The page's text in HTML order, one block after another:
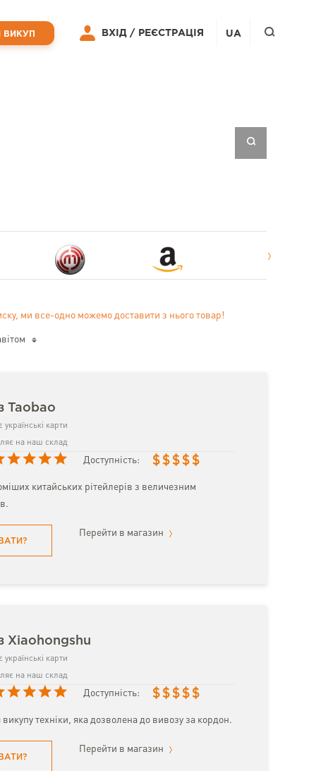
ми все-одно можемо доставити з нього товар!
Taobao
українські карти
на наш склад
Доступність: $ $ $ $ $
китайських рітейлерів з величезним
Перейти в магазин
Xiaohongshu
українські карти
на наш склад
Доступність: $ $ $ $ $
техніки, яка дозволена до вивозу за кордон.
Перейти в магазин
ВИКУП ВХІД / РЕЄСТРАЦІЯ UA